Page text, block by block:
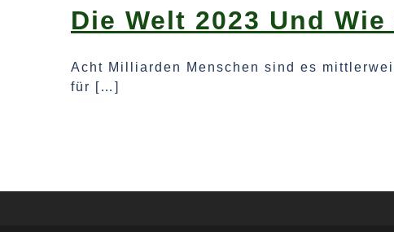
Die Welt 2023 Und
Acht Milliarden Menschen sind es
für […]